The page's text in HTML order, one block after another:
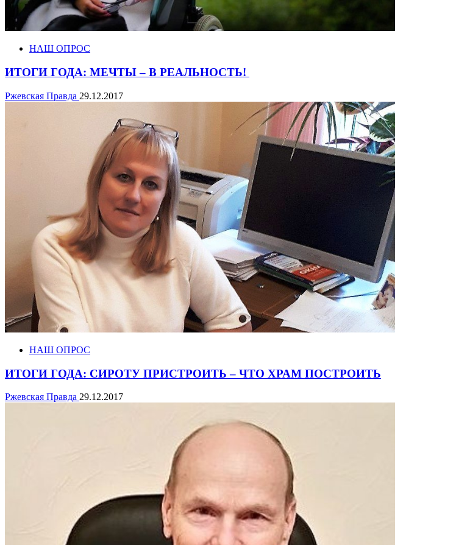
НАШ ОПРОС
ИТОГИ ГОДА: МЕЧТЫ – В РЕАЛЬНОСТЬ!
Ржевская Правда 29.12.2017
НАШ ОПРОС
ИТОГИ ГОДА: СИРОТУ ПРИСТРОИТЬ – ЧТО ХРАМ ПОСТРОИТЬ
Ржевская Правда 29.12.2017